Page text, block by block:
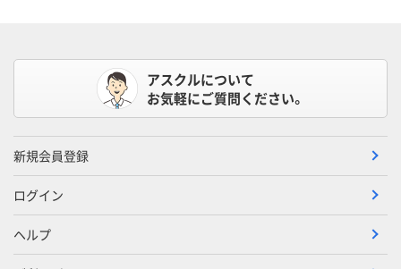
アスクルについて
お気軽にご質問ください。
新規会員登録
ログイン
ヘルプ